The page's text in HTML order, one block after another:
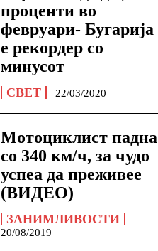
проценти во
февруари- Бугарија
е рекордер со
минусот
СВЕТ 22/03/2020
Мoтoциклист пaднa
cо 340 км/ч, за чудо
успеа да преживее
(ВИДEO)
ЗАНИМЛИВОСТИ
20/08/2019